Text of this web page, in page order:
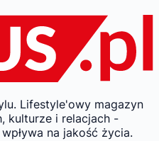
Lifestyle'owy magazyn
kulturze i relacjach -
na jakość życia.